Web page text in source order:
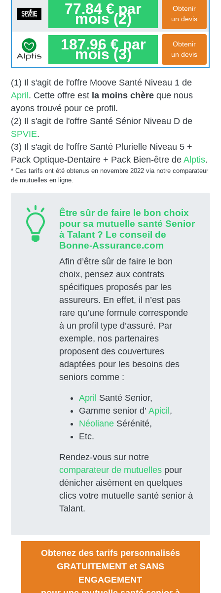
77.84 € par
mois (2)
Obtenir
un devis
187.96 € par
mois (3)
Obtenir
un devis
(1) Il s'agit de l'offre Moove Santé Niveau 1 de
April . Cette offre est la moins chère que nous
ayons trouvé pour ce profil.
(2) Il s'agit de l'offre Santé Sénior Niveau D de
SPVIE.
(3) Il s'agit de l'offre Santé Plurielle Niveau 5 +
Pack Optique-Dentaire + Pack Bien-être deAlptis.
* Ces tarifs ont été obtenus en novembre 2022 via notre comparateur
de mutuelles en ligne.
Être sûr de faire le bon choix
pour sa mutuelle santé Senior
à Talant ? Le conseil de
Bonne-Assurance.com
Afin d’être sûr de faire le bon
choix, pensez aux contrats
spécifiques proposés par les
assureurs. En effet, il n’est pas
rare qu’une formule corresponde
à un profil type d’assuré. Par
exemple, nos partenaires
proposent des couvertures
adaptées pour les besoins des
seniors comme :
April Santé Senior,
Gamme senior d’Apicil ,
Néoliane Sérénité,
Etc.
Rendez-vous sur notre
comparateur de mutuelles pour
dénicher aisément en quelques
clics votre mutuelle santé senior à
Talant.
Obtenez des tarifs personnalisés
GRATUITEMENT et SANS
ENGAGEMENT